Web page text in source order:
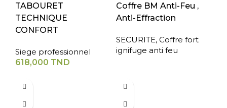
TABOURET
TECHNIQUE
CONFORT
Siege professionnel
618,000 TND
Coffre BM Anti-Feu ,
Anti-Effraction
SECURITE, Coffre fort
ignifuge anti feu